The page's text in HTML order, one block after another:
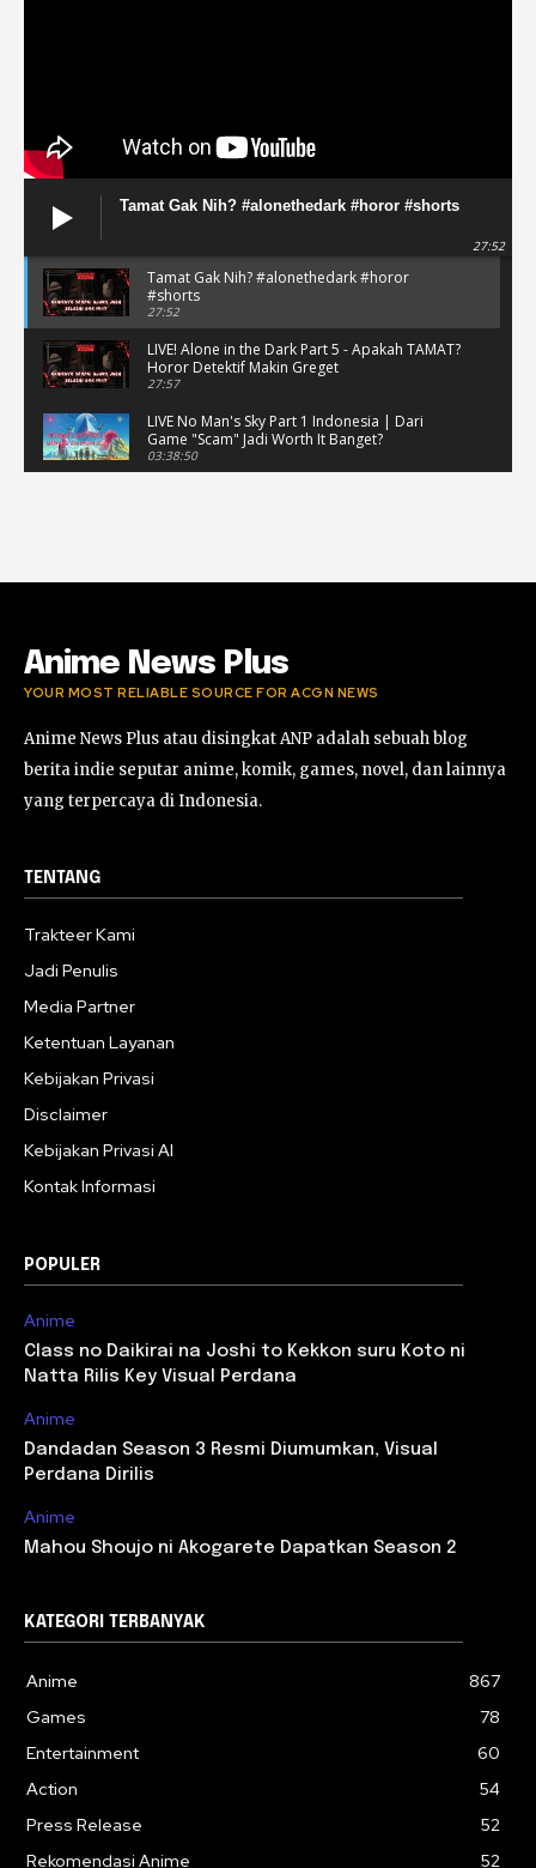
Tamat Gak Nih? #alonethedark #horor #shorts
27:52
Tamat Gak Nih? #alonethedark #horor
#shorts
27:52
LIVE! Alone in the Dark Part 5 - Apakah TAMAT?
Horor Detektif Makin Greget
27:57
LIVE No Man's Sky Part 1 Indonesia | Dari
Game "Scam" Jadi Worth It Banget?
03:38:50
#gaming #horor
Anime News Plus
YOUR MOST RELIABLE SOURCE FOR ACGN NEWS
Anime News Plus atau disingkat ANP adalah sebuah blog
berita indie seputar anime, komik, games, novel, dan lainnya
yang terpercaya di Indonesia.
TENTANG
Trakteer Kami
Jadi Penulis
Media Partner
Ketentuan Layanan
Kebijakan Privasi
Disclaimer
Kebijakan Privasi AI
Kontak Informasi
POPULER
Anime
Class no Daikirai na Joshi to Kekkon suru Koto ni
Natta Rilis Key Visual Perdana
Anime
Dandadan Season 3 Resmi Diumumkan, Visual
Perdana Dirilis
Anime
Mahou Shoujo ni Akogarete Dapatkan Season 2
KATEGORI TERBANYAK
Anime
867
Games
78
Entertainment
60
Action
54
Press Release
52
Rekomendasi Anime
52